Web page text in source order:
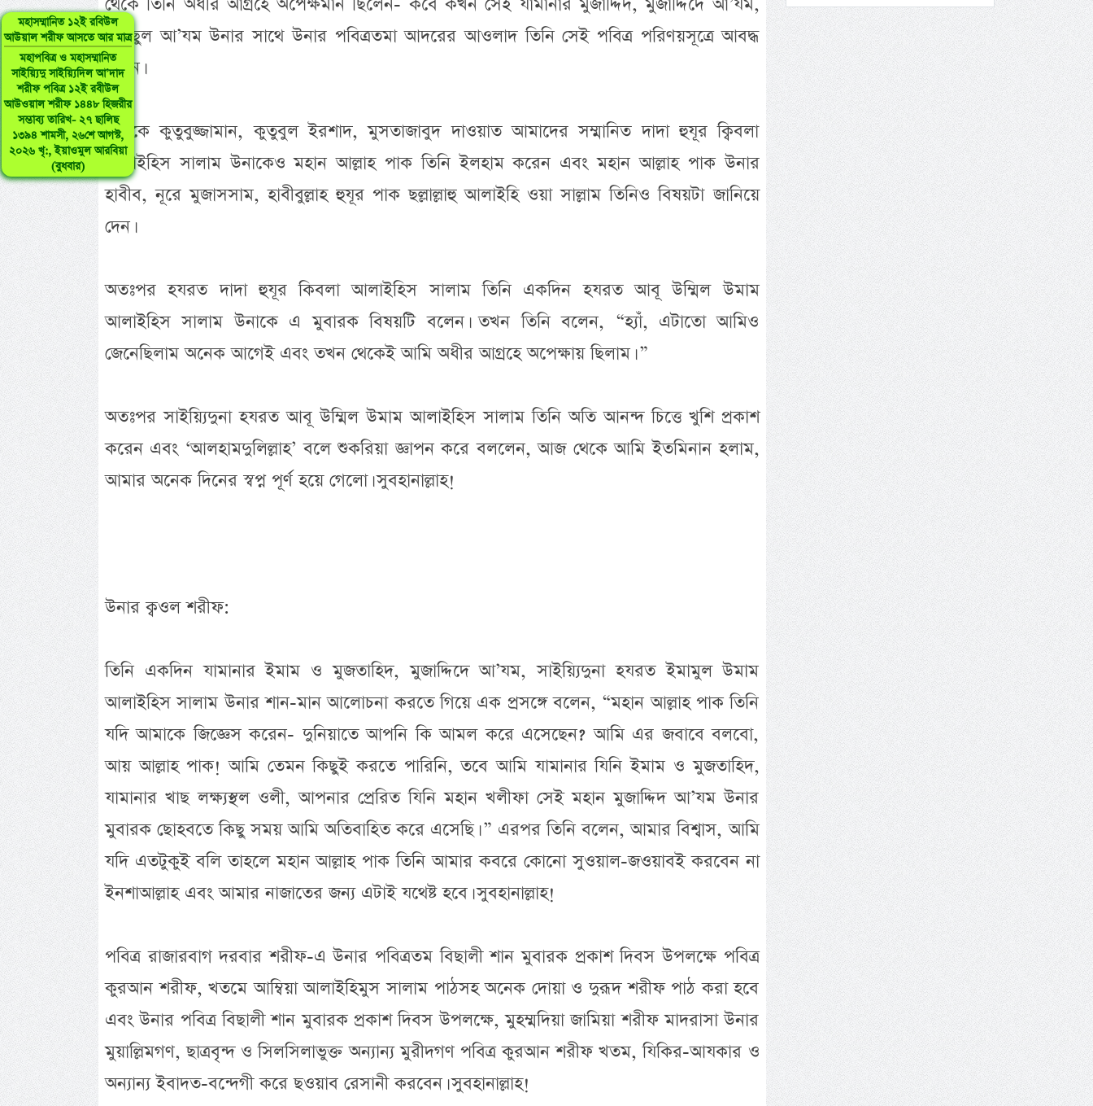
মহাসম্মানিত ১২ই রবিউল
আউয়াল শরীফ আসতে আর মাত্র
মহাপবিত্র ও মহাসম্মানিত
সাইয়্যিদু সাইয়্যিদিল আ’দাদ
শরীফ পবিত্র ১২ই রবীউল
আউওয়াল শরীফ ১৪৪৮ হিজরীর
সম্ভাব্য তারিখ- ২৭ ছালিছ
১৩৯৪ শামসী, ২৬শে আগস্ট,
২০২৬ খৃ:, ইয়াওমুল আরবিয়া
(বুধবার)
গাউছুল আ’যম উনার সাথে উনার পবিত্রতমা আদরের আওলাদ তিনি সেই পবিত্র পরিণয়সূত্রে আবদ্ধ
হবেন।
এদিকে কুতুবুজ্জামান, কুতুবুল ইরশাদ, মুসতাজাবুদ দাওয়াত আমাদের সম্মানিত দাদা হুযূর ক্বিবলা
আলাইহিস সালাম উনাকেও মহান আল্লাহ পাক তিনি ইলহাম করেন এবং মহান আল্লাহ পাক উনার
হাবীব, নূরে মুজাসসাম, হাবীবুল্লাহ হুযূর পাক ছল্লাল্লাহু আলাইহি ওয়া সাল্লাম তিনিও বিষয়টা জানিয়ে
দেন।
অতঃপর হযরত দাদা হুযূর কিবলা আলাইহিস সালাম তিনি একদিন হযরত আবূ উম্মিল উমাম
আলাইহিস সালাম উনাকে এ মুবারক বিষয়টি বলেন। তখন তিনি বলেন, “হ্যাঁ, এটাতো আমিও
জেনেছিলাম অনেক আগেই এবং তখন থেকেই আমি অধীর আগ্রহে অপেক্ষায় ছিলাম। ”
অতঃপর সাইয়্যিদুনা হযরত আবূ উম্মিল উমাম আলাইহিস সালাম তিনি অতি আনন্দ চিত্তে খুশি প্রকাশ
করেন এবং ‘আলহামদুলিল্লাহ’ বলে শুকরিয়া জ্ঞাপন করে বললেন, আজ থেকে আমি ইতমিনান হলাম,
আমার অনেক দিনের স্বপ্ন পূর্ণ হয়ে গেলো। সুবহানাল্লাহ!
উনার ক্বওল শরীফ:
তিনি একদিন যামানার ইমাম ও মুজতাহিদ, মুজাদ্দিদে আ’যম, সাইয়্যিদুনা হযরত ইমামুল উমাম
আলাইহিস সালাম উনার শান-মান আলোচনা করতে গিয়ে এক প্রসঙ্গে বলেন, “মহান আল্লাহ পাক তিনি
যদি আমাকে জিজ্ঞেস করেন- দুনিয়াতে আপনি কি আমল করে এসেছেন? আমি এর জবাবে বলবো,
আয় আল্লাহ পাক! আমি তেমন কিছুই করতে পারিনি, তবে আমি যামানার যিনি ইমাম ও মুজতাহিদ,
যামানার খাছ লক্ষ্যস্থল ওলী, আপনার প্রেরিত যিনি মহান খলীফা সেই মহান মুজাদ্দিদ আ’যম উনার
মুবারক ছোহবতে কিছু সময় আমি অতিবাহিত করে এসেছি। ” এরপর তিনি বলেন, আমার বিশ্বাস, আমি
যদি এতটুকুই বলি তাহলে মহান আল্লাহ পাক তিনি আমার কবরে কোনো সুওয়াল-জওয়াবই করবেন না
ইনশাআল্লাহ এবং আমার নাজাতের জন্য এটাই যথেষ্ট হবে। সুবহানাল্লাহ!
পবিত্র রাজারবাগ দরবার শরীফ-এ উনার পবিত্রতম বিছালী শান মুবারক প্রকাশ দিবস উপলক্ষে পবিত্র
কুরআন শরীফ, খতমে আম্বিয়া আলাইহিমুস সালাম পাঠসহ অনেক দোয়া ও দুরূদ শরীফ পাঠ করা হবে
এবং উনার পবিত্র বিছালী শান মুবারক প্রকাশ দিবস উপলক্ষে, মুহম্মদিয়া জামিয়া শরীফ মাদরাসা উনার
মুয়াল্লিমগণ, ছাত্রবৃন্দ ও সিলসিলাভুক্ত অন্যান্য মুরীদগণ পবিত্র কুরআন শরীফ খতম, যিকির-আযকার ও
অন্যান্য ইবাদত-বন্দেগী করে ছওয়াব রেসানী করবেন। সুবহানাল্লাহ!